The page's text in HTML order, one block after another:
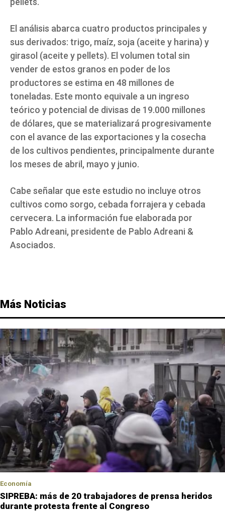
El análisis abarca cuatro productos principales y
sus derivados: trigo, maíz, soja (aceite y harina) y
girasol (aceite y pellets). El volumen total sin
vender de estos granos en poder de los
productores se estima en 48 millones de
toneladas. Este monto equivale a un ingreso
teórico y potencial de divisas de 19.000 millones
de dólares, que se materializará progresivamente
con el avance de las exportaciones y la cosecha
de los cultivos pendientes, principalmente durante
los meses de abril, mayo y junio.
Cabe señalar que este estudio no incluye otros
cultivos como sorgo, cebada forrajera y cebada
cervecera. La información fue elaborada por
Pablo Adreani, presidente de Pablo Adreani &
Asociados.
Más Noticias
Economía
SIPREBA: más de 20 trabajadores de prensa heridos
durante protesta frente al Congreso